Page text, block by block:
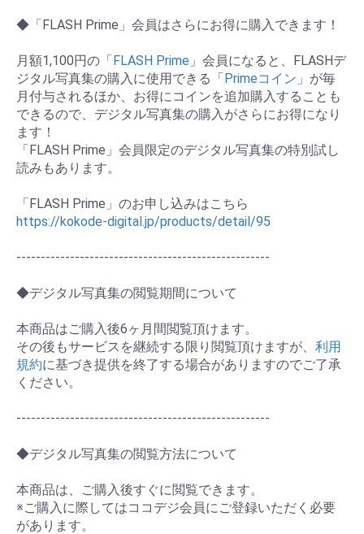
◆「FLASH Prime」会員はさらにお得に購入できます！
月額1,100円の「FLASH Prime 」会員になると、FLASHデ
ジタル写真集の購入に使用できる「Primeコイン 」が毎
月付与されるほか、お得にコインを追加購入することも
できるので、デジタル写真集の購入がさらにお得になり
ます！
「FLASH Prime」会員限定のデジタル写真集の特別試し
読みもあります。
「FLASH Prime」のお申し込みはこちら
https://kokode-digital.jp/products/detail/95
----------------------------------------------------
◆デジタル写真集の閲覧期間について
本商品はご購入後6ヶ月間閲覧頂けます。
その後もサービスを継続する限り閲覧頂けますが、 利用
規約に基づき提供を終了する場合がありますのでご了承
ください。
----------------------------------------------------
◆デジタル写真集の閲覧方法について
本商品は、ご購入後すぐに閲覧できます。
※ご購入に際してはココデジ会員にご登録いただく必要
があります。